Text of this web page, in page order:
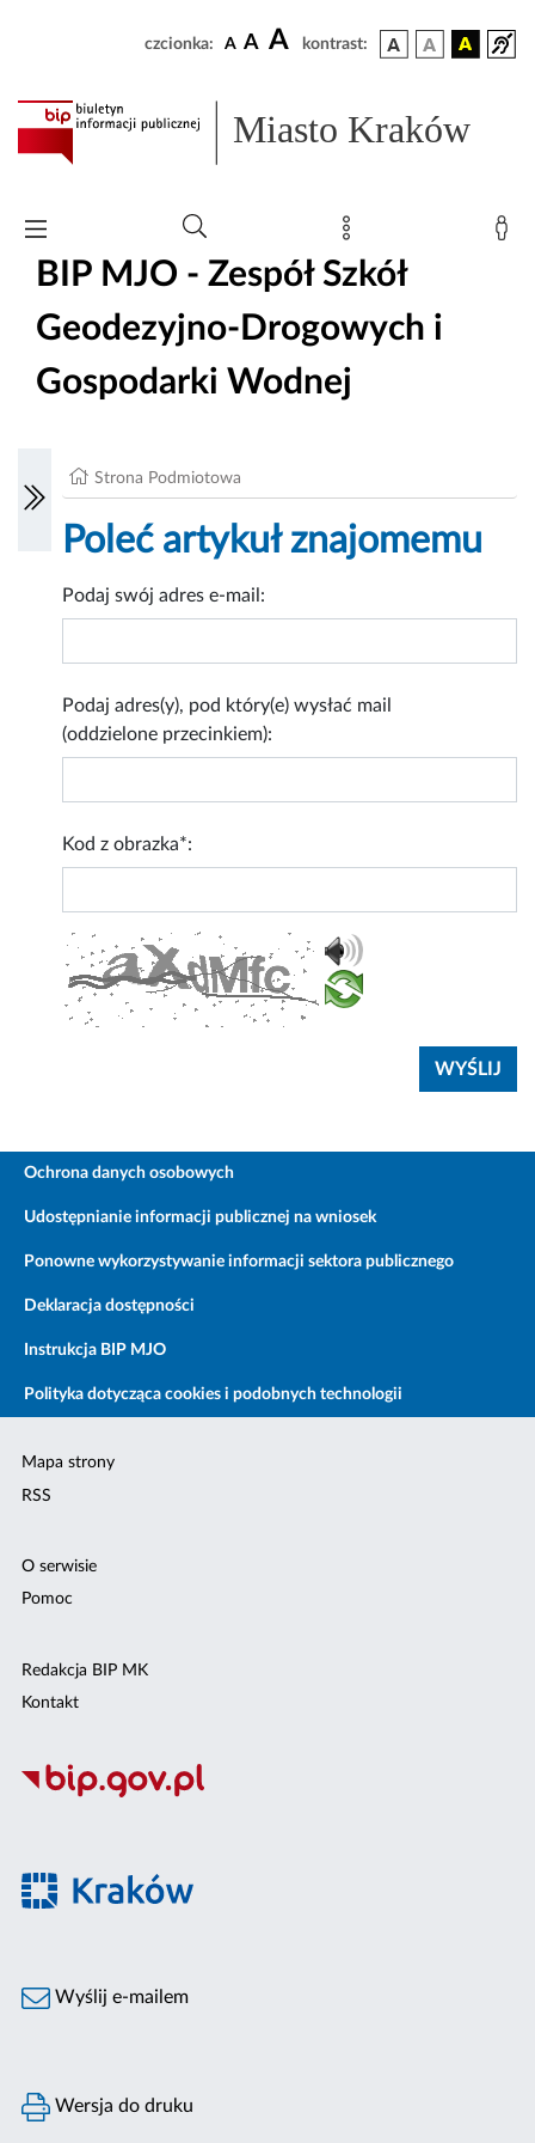
czcionka: A A A kontrast:
Miasto Kraków
BIP MJO - Zespół Szkół
Geodezyjno-Drogowych i
Gospodarki Wodnej
Strona Podmiotowa
Poleć artykuł znajomemu
Podaj swój adres e-mail:
Podaj adres(y), pod który(e) wysłać mail
(oddzielone przecinkiem):
Kod z obrazka*:
Ochrona danych osobowych
Udostępnianie informacji publicznej na wniosek
Ponowne wykorzystywanie informacji sektora publicznego
Deklaracja dostępności
Instrukcja BIP MJO
Polityka dotycząca cookies i podobnych technologii
Mapa strony
RSS
O serwisie
Pomoc
Redakcja BIP MK
Kontakt
Wyślij e-mailem
Wersja do druku